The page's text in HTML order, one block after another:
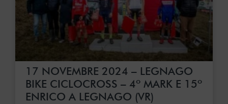
17 NOVEMBRE 2024 – LEGNAGO
BIKE CICLOCROSS – 4º MARK E 15º
ENRICO A LEGNAGO (VR)